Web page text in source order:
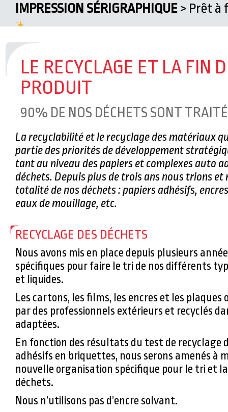
IMPRESSION SÉRIGRAPHIQUE> Prêt à
L'ÉTIQUETTE RACK
l’étiquette RACK !
DEUX MENTIONS SPÉCIALES POUR
CONCOURS ETIQ&PACK 2023 !
partageons notre joie et fierté
LE RECYCLAGE ET LA FIN
PRODUIT
90% DE NOS DÉCHETS SONT
La recyclabilité et le recyclage des matériaux
partie des priorités de développement
tant au niveau des papiers et complexes auto
déchets. Depuis plus de trois ans nous trions
totalité de nos déchets : papiers adhésifs,
eaux de mouillage, etc.
RECYCLAGE DES DÉCHETS
Nous avons mis en place depuis plusieurs
spécifiques pour faire le tri de nos différents
et liquides.
Les cartons, les films, les encres et les
par des professionnels extérieurs et recyclés
adaptées.
En fonction des résultats du test de recyclage
adhésifs en briquettes, nous serons amenés à
nouvelle organisation spécifique pour le tri et
déchets.
Nous n’utilisons pas d’encre solvant.